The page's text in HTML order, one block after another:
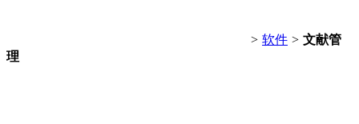
> 软件 > 文献管
理